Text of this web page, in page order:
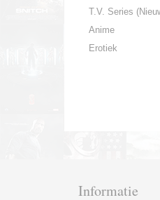
T.V. Series
Anime
Erotiek
Informatie